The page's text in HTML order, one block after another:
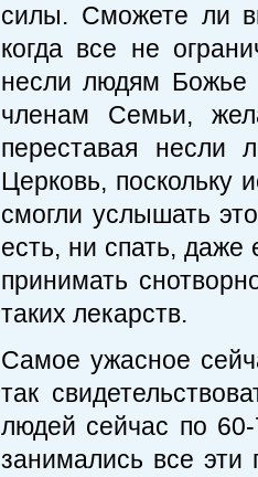
силы. Сможете ли
когда все не
несли людям Божье
членам Семьи,
переставая
Церковь, поскольку
смогли услышать
есть, ни спать,
принимать
таких лекарств.
Самое ужасное
так
людей сейчас по
занимались все эти